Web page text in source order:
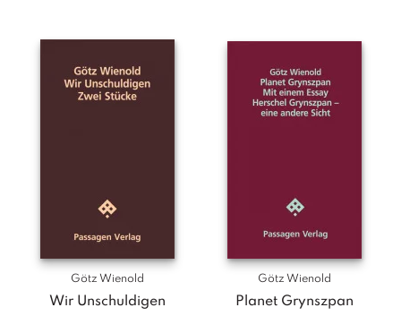
Götz Wienold
Wir Unschuldigen
Götz Wienold
Planet Grynszpan